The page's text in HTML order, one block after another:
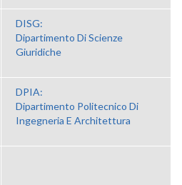
DISG:
Dipartimento Di Scienze
Giuridiche
DPIA:
Dipartimento Politecnico Di
Ingegneria E Architettura